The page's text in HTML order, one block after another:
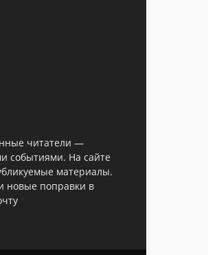
читатели —
событиями. На сайте
материалы.
новые поправки в